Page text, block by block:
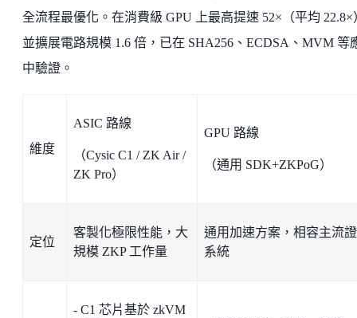
全流程最優化。在消費級 GPU 上最高提速 52×（平均 22.8×
並擴展電路規模 1.6 倍，已在 SHA256、ECDSA、MVM 等
中驗證。
維度
ASIC 路線
（Cysic C1 / ZK Air /
ZK Pro）
GPU 路線
（通用 SDK+ZKPoG）
定位
客製化極限性能，大
規模 ZKP 工作量
通用加速方案，相容主流
系統
- C1 芯片基於 zkVM